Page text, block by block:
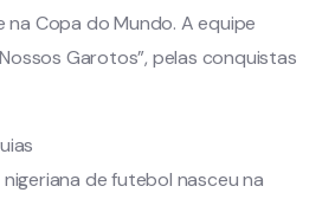
na Copa do Mundo. A equipe
Garotos”, pelas conquistas
de futebol nasceu na